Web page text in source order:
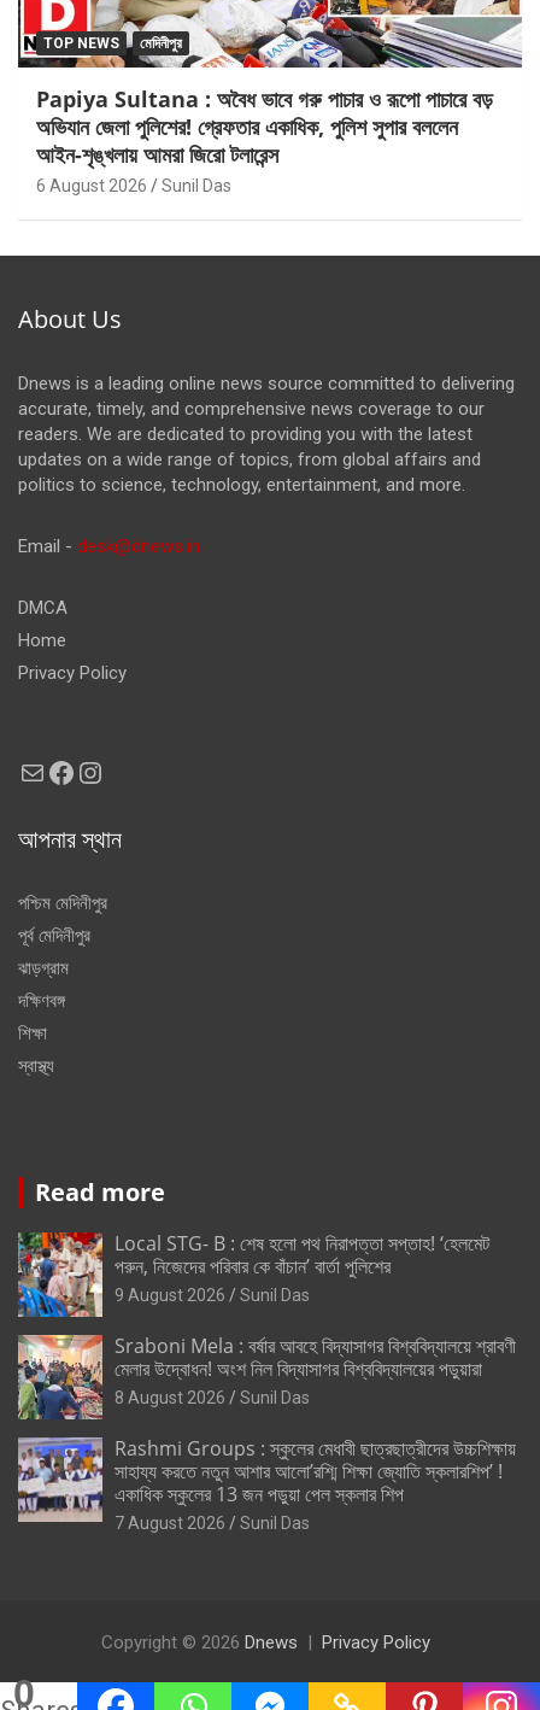
0
TOP NEWS মেদিনীপুর
Papiya Sultana : অবৈধ ভাবে গরু পাচার ও রূপো পাচারে বড়
অভিযান জেলা পুলিশের! গ্রেফতার একাধিক, পুলিশ সুপার বললেন
আইন-শৃঙ্খলায় আমরা জিরো টলারেন্স
6 August 2026 Sunil Das
About Us
Dnews is a leading online news source committed to delivering
accurate, timely, and comprehensive news coverage to our
readers. We are dedicated to providing you with the latest
updates on a wide range of topics, from global affairs and
politics to science, technology, entertainment, and more.
Email - desk@dnews.in
DMCA
Home
Privacy Policy
MailFacebook
Instagram
আপনার স্থান
পশ্চিম মেদিনীপুর
পূর্ব মেদিনীপুর
ঝাড়গ্রাম
দক্ষিণবঙ্গ
শিক্ষা
স্বাস্থ্য
Read more
Local STG- B : শেষ হলো পথ নিরাপত্তা সপ্তাহ! ‘হেলমেট
পরুন, নিজেদের পরিবার কে বাঁচান’ বার্তা পুলিশের
9 August 2026 Sunil Das
Sraboni Mela : বর্ষার আবহে বিদ্যাসাগর বিশ্ববিদ্যালয়ে শ্রাবণী
মেলার উদ্বোধন! অংশ নিল বিদ্যাসাগর বিশ্ববিদ্যালয়ের পড়ুয়ারা
8 August 2026 Sunil Das
Rashmi Groups : স্কুলের মেধাবী ছাত্রছাত্রীদের উচ্চশিক্ষায়
সাহায্য করতে নতুন আশার আলো’রশ্মি শিক্ষা জ্যোতি স্কলারশিপ’ !
একাধিক স্কুলের 13 জন পড়ুয়া পেল স্কলার শিপ
7 August 2026 Sunil Das
Copyright © 2026 Dnews Privacy Policy